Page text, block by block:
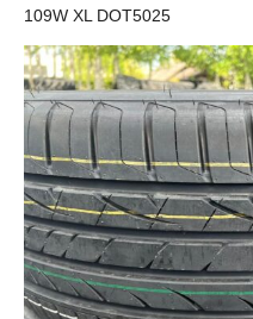
109W XL DOT5025